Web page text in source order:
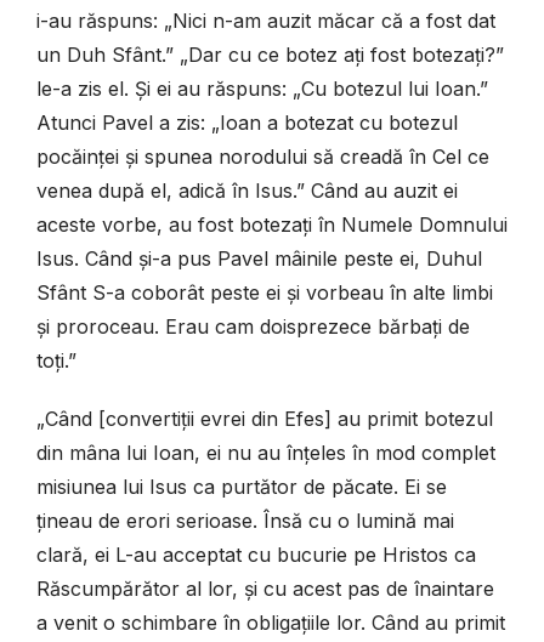
i-au răspuns: „Nici n-am auzit măcar că a fost dat
un Duh Sfânt.” „Dar cu ce botez ați fost botezați?”
le-a zis el. Și ei au răspuns: „Cu botezul lui Ioan.”
Atunci Pavel a zis: „Ioan a botezat cu botezul
pocăinței și spunea norodului să creadă în Cel ce
venea după el, adică în Isus.” Când au auzit ei
aceste vorbe, au fost botezați în Numele Domnului
Isus. Când și-a pus Pavel mâinile peste ei, Duhul
Sfânt S-a coborât peste ei și vorbeau în alte limbi
și proroceau. Erau cam doisprezece bărbați de
toți.”
„Când [convertiții evrei din Efes] au primit botezul
din mâna lui Ioan, ei nu au înțeles în mod complet
misiunea lui Isus ca purtător de păcate. Ei se
țineau de erori serioase. Însă cu o lumină mai
clară, ei L-au acceptat cu bucurie pe Hristos ca
Răscumpărător al lor, și cu acest pas de înaintare
a venit o schimbare în obligațiile lor. Când au primit